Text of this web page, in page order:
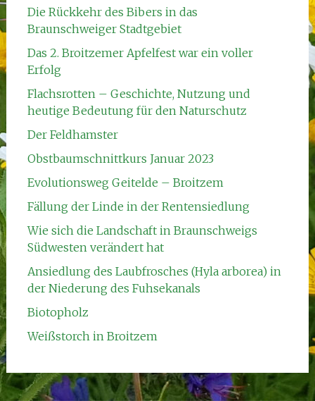
Die Rückkehr des Bibers in das
Braunschweiger Stadtgebiet
Das 2. Broitzemer Apfelfest war ein voller
Erfolg
Flachsrotten – Geschichte, Nutzung und
heutige Bedeutung für den Naturschutz
Der Feldhamster
Obstbaumschnittkurs Januar 2023
Evolutionsweg Geitelde – Broitzem
Fällung der Linde in der Rentensiedlung
Wie sich die Landschaft in Braunschweigs
Südwesten verändert hat
Ansiedlung des Laubfrosches (Hyla arborea) in
der Niederung des Fuhsekanals
Biotopholz
Weißstorch in Broitzem